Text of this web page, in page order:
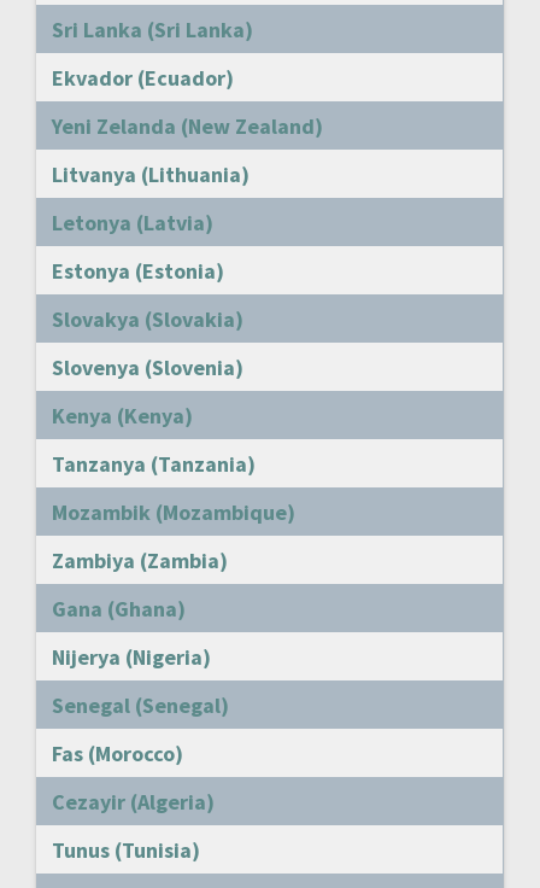
Sri Lanka (Sri Lanka)
Ekvador (Ecuador)
Yeni Zelanda (New Zealand)
Litvanya (Lithuania)
Letonya (Latvia)
Estonya (Estonia)
Slovakya (Slovakia)
Slovenya (Slovenia)
Kenya (Kenya)
Tanzanya (Tanzania)
Mozambik (Mozambique)
Zambiya (Zambia)
Gana (Ghana)
Nijerya (Nigeria)
Senegal (Senegal)
Fas (Morocco)
Cezayir (Algeria)
Tunus (Tunisia)